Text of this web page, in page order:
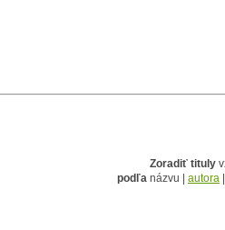
Zoradiť tituly
podľa názvu | autora |